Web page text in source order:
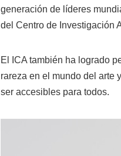
generación de líderes
del Centro de Investigación
El ICA también ha logrado
rareza en el mundo del arte
ser accesibles para todos.